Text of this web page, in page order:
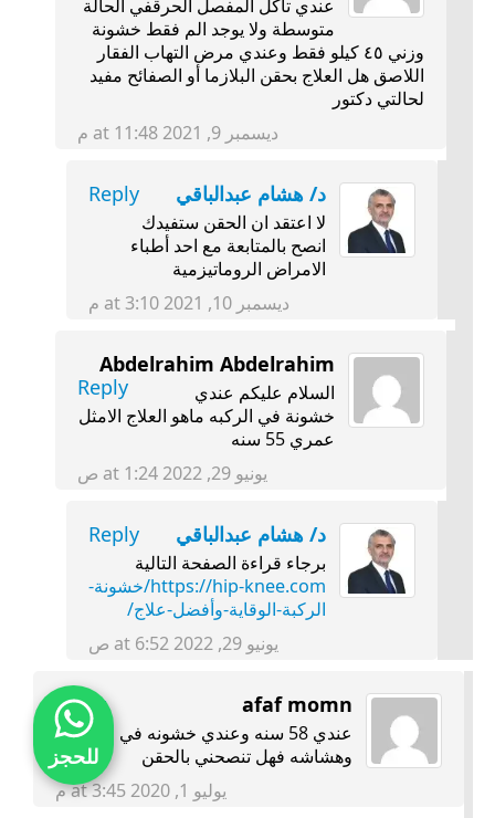
عندي تأكل المفصل الحرقفي الحالة
متوسطة ولا يوجد الم فقط خشونة
وزني ٤٥ كيلو فقط وعندي مرض التهاب الفقار
اللاصق هل العلاج بحقن البلازما أو الصفائح مفيد
لحالتي دكتور
ديسمبر 9, 2021 at 11:48 م
د/ هشام عبدالباقي Reply
لا اعتقد ان الحقن ستفيدك
انصح بالمتابعة مع احد أطباء
الامراض الروماتيزمية
ديسمبر 10, 2021 at 3:10 م
Abdelrahim Abdelrahim
Reply
السلام عليكم عندي
خشونة في الركبه ماهو العلاج الامثل
عمري 55 سنه
يونيو 29, 2022 at 1:24 ص
د/ هشام عبدالباقي Reply
برجاء قراءة الصفحة التالية
https://hip-knee.com/خشونة-
الركبة-الوقاية-وأفضل-علاج/
يونيو 29, 2022 at 6:52 ص
afaf momn
Reply
عندي 58 سنه وعندي خشونه في الركبه
وهشاشه فهل تنصحني بالحقن
يوليو 1, 2020 at 3:45 م
للحجز